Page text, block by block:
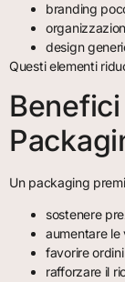
branding
design
Questi elementi
Un packaging
sostenere
aumentare le
favorire
rafforzare il